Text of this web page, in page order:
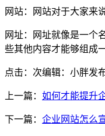
网站：网站对于大家来
网址：网址就像是一个
些其他内容才能够组成
点击： 次编辑：小胖发
上一篇： 如何才能提升
下一篇： 企业网站怎么